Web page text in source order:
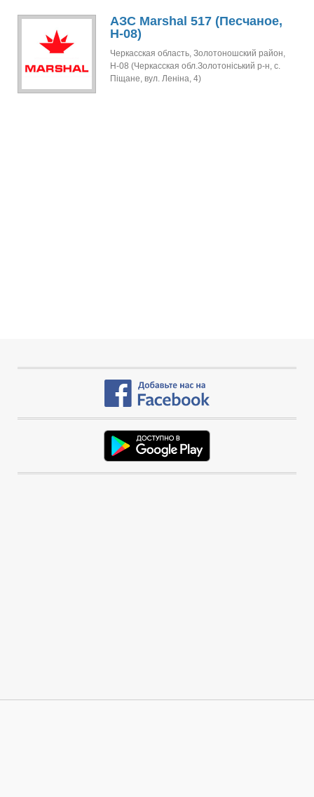
АЗС Marshal 517 (Песчаное,
Н-08)
Черкасская область, Золотоношский район,
Н-08 (Черкасская обл.Золотоніський р-н, с.
Піщане, вул. Леніна, 4)